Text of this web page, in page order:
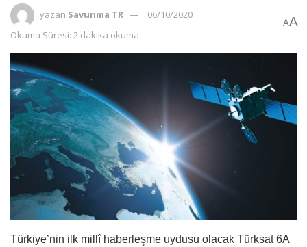
yazan Savunma TR
06/10/2020
Okuma Süresi: 2 dakika okuma
AA
Türkiye’nin ilk millî haberleşme uydusu olacak Türksat 6A